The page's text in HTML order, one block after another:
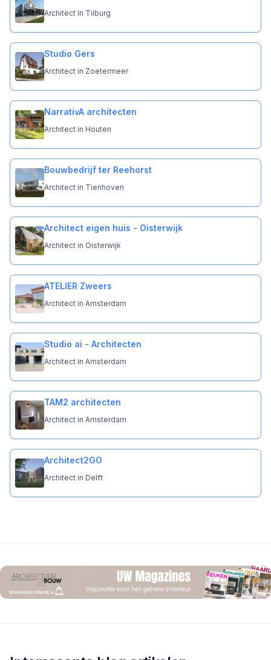
Architect in Tilburg
Studio Gers
Architect in Zoetermeer
NarrativA architecten
Architect in Houten
Bouwbedrijf ter Reehorst
Architect in Tienhoven
Architect eigen huis - Oisterwijk
Architect in Oisterwijk
ATELIER Zweers
Architect in Amsterdam
Studio ai - Architecten
Architect in Amsterdam
TAM2 architecten
Architect in Amsterdam
Architect2GO
Architect in Delft